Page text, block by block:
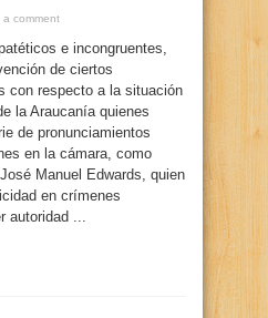
a comment
e incongruentes,
de ciertos
con respecto a la situación
la Araucanía quienes
de pronunciamientos
en la cámara, como
Manuel Edwards, quien
en crímenes
autoridad ...